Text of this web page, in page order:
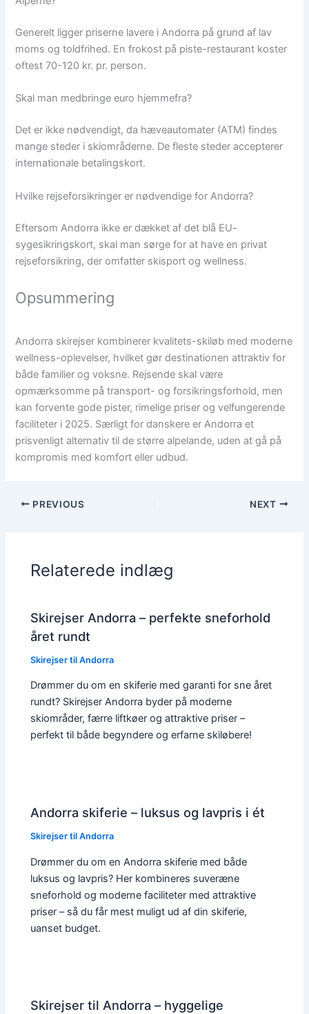
Generelt ligger priserne lavere i Andorra på grund af lav
moms og toldfrihed. En frokost på piste-restaurant koster
oftest 70-120 kr. pr. person.
Skal man medbringe euro hjemmefra?
Det er ikke nødvendigt, da hæveautomater (ATM) findes
mange steder i skiområderne. De fleste steder accepterer
internationale betalingskort.
Hvilke rejseforsikringer er nødvendige for Andorra?
Eftersom Andorra ikke er dækket af det blå EU-
sygesikringskort, skal man sørge for at have en privat
rejseforsikring, der omfatter skisport og wellness.
Opsummering
Andorra skirejser kombinerer kvalitets-skiløb med moderne
wellness-oplevelser, hvilket gør destinationen attraktiv for
både familier og voksne. Rejsende skal være
opmærksomme på transport- og forsikringsforhold, men
kan forvente gode pister, rimelige priser og velfungerende
faciliteter i 2025. Særligt for danskere er Andorra et
prisvenligt alternativ til de større alpelande, uden at gå på
kompromis med komfort eller udbud.
PREVIOUS NEXT
Relaterede indlæg
Skirejser Andorra – perfekte sneforhold
året rundt
Skirejser til Andorra
Drømmer du om en skiferie med garanti for sne året
rundt? Skirejser Andorra byder på moderne
skiområder, færre liftkøer og attraktive priser –
perfekt til både begyndere og erfarne skiløbere!
Andorra skiferie – luksus og lavpris i ét
Skirejser til Andorra
Drømmer du om en Andorra skiferie med både
luksus og lavpris? Her kombineres suveræne
sneforhold og moderne faciliteter med attraktive
priser – så du får mest muligt ud af din skiferie,
uanset budget.
Skirejser til Andorra – hyggelige